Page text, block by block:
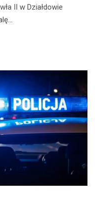
II w Działdowie